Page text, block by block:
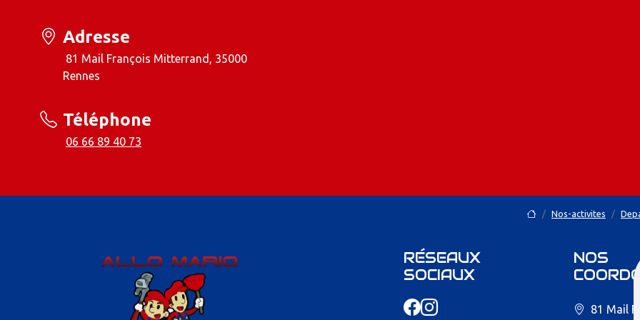
Adresse
81 Mail François Mitterrand, 35000
Rennes
Téléphone
06 66 89 40 73
Nos-activites
RÉSEAUX
SOCIAUX
NOS
81 Mail